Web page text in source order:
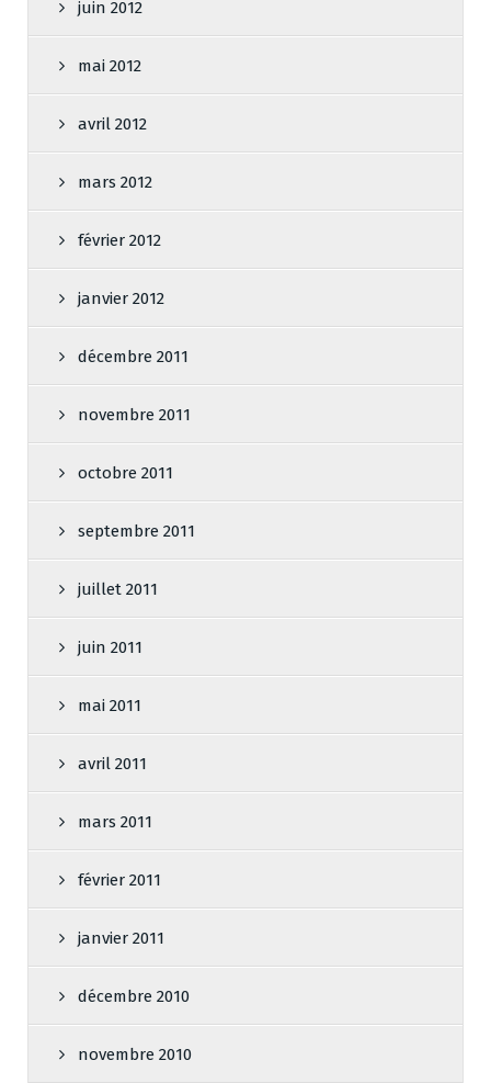
juin 2012
mai 2012
avril 2012
mars 2012
février 2012
janvier 2012
décembre 2011
novembre 2011
octobre 2011
septembre 2011
juillet 2011
juin 2011
mai 2011
avril 2011
mars 2011
février 2011
janvier 2011
décembre 2010
novembre 2010